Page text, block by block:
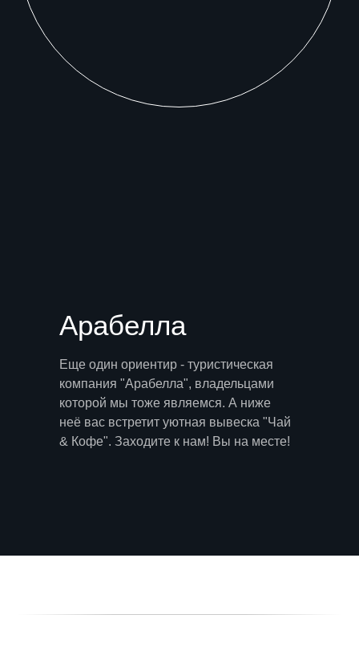
Еще один ориентир - туристическая
компания "Арабелла", владельцами
которой мы тоже являемся. А ниже
неё вас встретит уютная вывеска "Чай
& Кофе". Заходите к нам! Вы на месте!
Арабелла